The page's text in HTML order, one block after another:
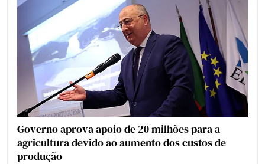
Governo aprova apoio de 20 milhões para a
agricultura devido ao aumento dos custos de
produção